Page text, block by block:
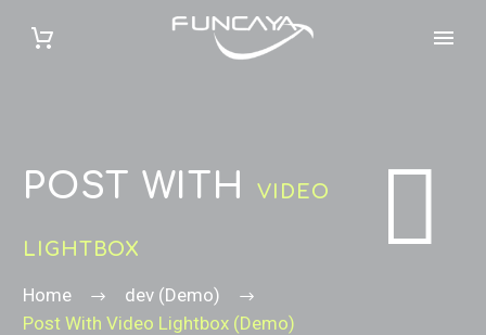


POST WITH VIDEO
LIGHTBOX
Home
dev (Demo)
Post With Video Lightbox (Demo)